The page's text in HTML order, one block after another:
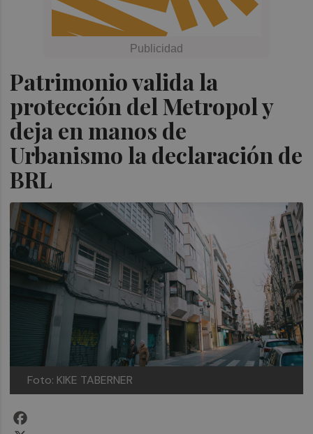
Patrimonio valida la
protección del Metropol y
deja en manos de
Urbanismo la declaración de
BRL
Foto: KIKE TABERNER